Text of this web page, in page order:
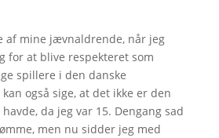
af mine jævnaldrende, når jeg
for at blive respekteret som
spillere i den danske
også sige, at det ikke er den
da jeg var 15. Dengang sad
men nu sidder jeg med